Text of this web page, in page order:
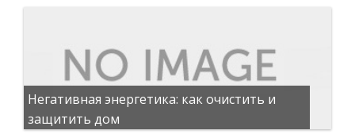
Негативная энергетика: как очистить и
защитить дом